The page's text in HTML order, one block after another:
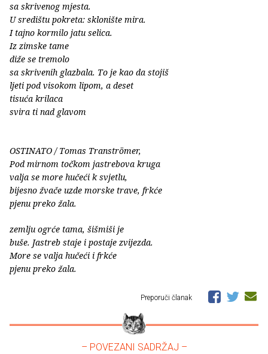
sa skrivenog mjesta.
U središtu pokreta: sklonište mira.
I tajno kormilo jatu selica.
Iz zimske tame
diže se tremolo
sa skrivenih glazbala. To je kao da stojiš
ljeti pod visokom lipom, a deset
tisuća krilaca
svira ti nad glavom
OSTINATO / Tomas Tranströmer,
Pod mirnom točkom jastrebova kruga
valja se more hučeći k svjetlu,
bijesno žvače uzde morske trave, frkće
pjenu preko žala.
zemlju ogrće tama, šišmiši je
buše. Jastreb staje i postaje zvijezda.
More se valja hučeći i frkće
pjenu preko žala.
Preporuči članak
– POVEZANI SADRŽAJ –